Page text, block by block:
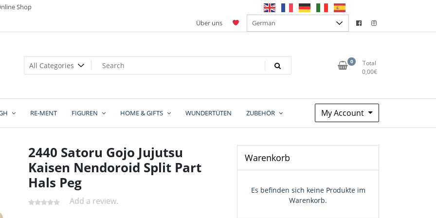
Shop
Über uns
0
Total
0,00€
RE-MENT FIGUREN HOME & GIFTS WUNDERTÜTEN ZUBEHÖR My Account
2440 Satoru Gojo Jujutsu
Kaisen Nendoroid Split Part
Hals Peg
Add a review.
Warenkorb
Es befinden sich keine Produkte im
Warenkorb.